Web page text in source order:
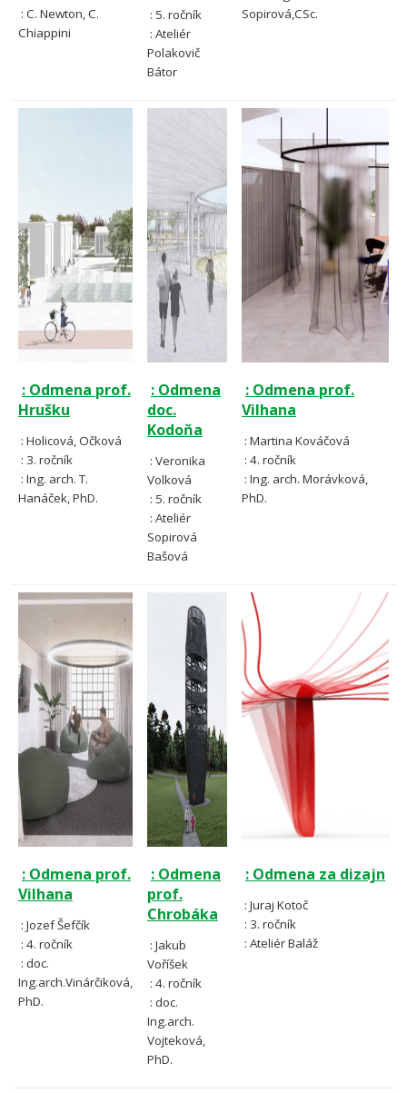
: C. Newton, C.
Chiappini
: 5. ročník
: Ateliér
Polakovič
Bátor
Sopirová,CSc.
: Odmena prof.
Hrušku
: Holicová, Očková
: 3. ročník
: Ing. arch. T.
Hanáček, PhD.
: Odmena
doc.
Kodoňa
: Veronika
Volková
: 5. ročník
: Ateliér
Sopirová
Bašová
: Odmena prof.
Vilhana
: Martina Kováčová
: 4. ročník
: Ing. arch. Morávková,
PhD.
: Odmena prof.
Vilhana
: Jozef Šefčík
: 4. ročník
: doc.
Ing.arch.Vinárčiková,
PhD.
: Odmena
prof.
Chrobáka
: Jakub
Voříšek
: 4. ročník
: doc.
Ing.arch.
Vojteková,
PhD.
: Odmena za dizajn
: Juraj Kotoč
: 3. ročník
: Ateliér Baláž